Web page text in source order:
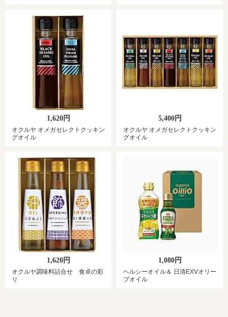
1,620円
オクルヤ オメガセレクトクッキン
グオイル
5,400円
オクルヤ オメガセレクトクッキン
グオイル
1,620円
オクルヤ調味料詰合せ 食卓の彩
り
1,080円
ヘルシーオイル＆ 日清EXVオリー
ブオイル